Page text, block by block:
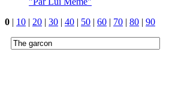
0 | 10 | 20 | 30 | 40 | 50 | 60 | 70 | 80 | 90